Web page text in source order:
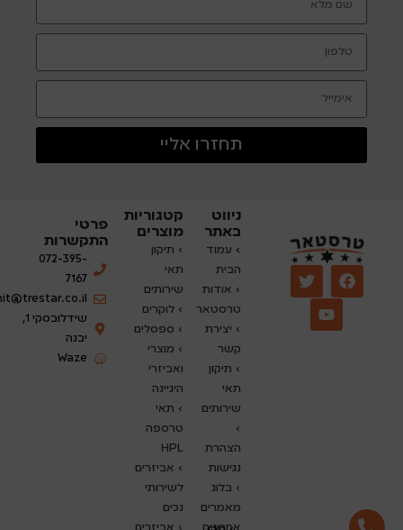
תחזרו אליי
ניווט
באתר
› עמוד
הבית
› אודות
טרסטאר
› יצירת
קשר
› תיקון
תאי
שירותים
›
הצהרת
נגישות
› בלוג
מאמרים
קטגוריות
מוצרים
› תיקון
תאי
שירותים
›לוקרים
› ספסלים
› מוצרי
ואביזרי
היגיינה
› תאי
טרספה
HPL
› אביזרים
לשירותי
נכים
פרטי
התקשרות
072-395-
7167
שידלובסקי 1,
יבנה
Waze